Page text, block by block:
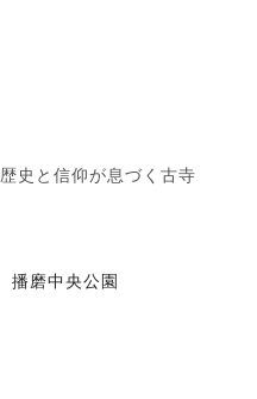
歴史と信仰が息づく古寺
播磨中央公園